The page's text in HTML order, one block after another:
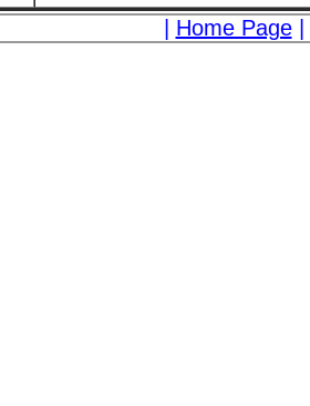
Home Page|